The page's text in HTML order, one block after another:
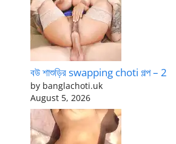
বউ শাশুড়ির swapping choti গল্প – 2
by banglachoti.uk
August 5, 2026